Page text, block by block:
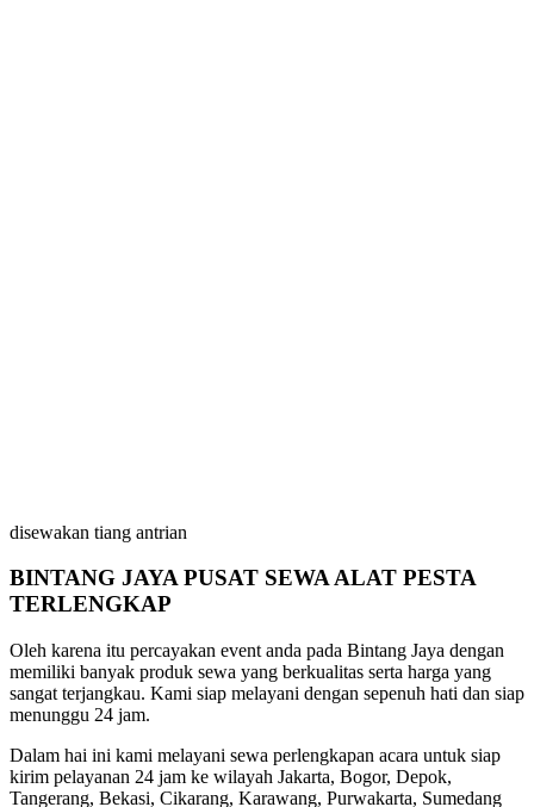
disewakan tiang antrian
BINTANG JAYA PUSAT SEWA ALAT PESTA
TERLENGKAP
Oleh karena itu percayakan event anda pada Bintang Jaya dengan
memiliki banyak produk sewa yang berkualitas serta harga yang
sangat terjangkau. Kami siap melayani dengan sepenuh hati dan siap
menunggu 24 jam.
Dalam hai ini kami melayani sewa perlengkapan acara untuk siap
kirim pelayanan 24 jam ke wilayah Jakarta, Bogor, Depok,
Tangerang, Bekasi, Cikarang, Karawang, Purwakarta, Sumedang